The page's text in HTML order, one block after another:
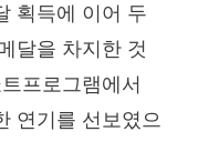
획득에 이어 두
달을 차지한 것
프로그램에서
연기를 선보였으